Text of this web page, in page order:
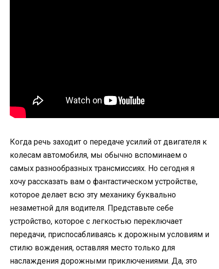
Когда речь заходит о передаче усилий от двигателя к
колесам автомобиля, мы обычно вспоминаем о
самых разнообразных трансмиссиях. Но сегодня я
хочу рассказать вам о фантастическом устройстве,
которое делает всю эту механику буквально
незаметной для водителя. Представьте себе
устройство, которое с легкостью переключает
передачи, приспосабливаясь к дорожным условиям и
стилю вождения, оставляя место только для
наслаждения дорожными приключениями. Да, это